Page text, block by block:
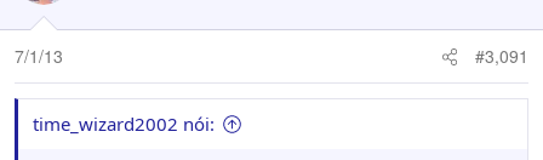
7/1/13 #3,091
time_wizard2002 nói: